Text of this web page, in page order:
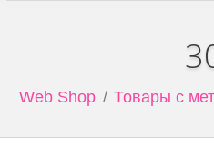
Web Shop Товары с